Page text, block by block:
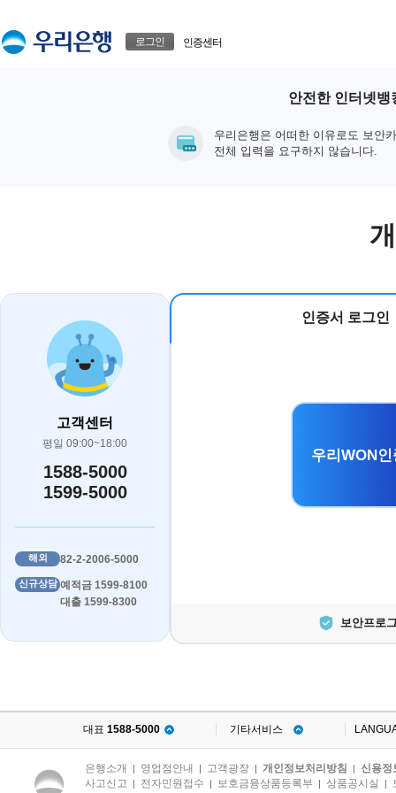
로그인 인증센터
안전한 인터넷뱅
우리은행은 어떠한 이유로도 보안
전체 입력을 요구하지 않습니다.
고객센터
평일 09:00~18:00
1588-5000
1599-5000
해외 82-2-2006-5000
신규상담 예적금 1599-8100
대출 1599-8300
인증서 로그인
우리WON
보안프로
대표 1588-5000 기타서비스
은행소개 | 영업점안내 | 고객광장 | 개인정보처리방침 | 신용정
사고신고 | 전자민원접수 | 보호금융상품등록부 | 상품공시실 |